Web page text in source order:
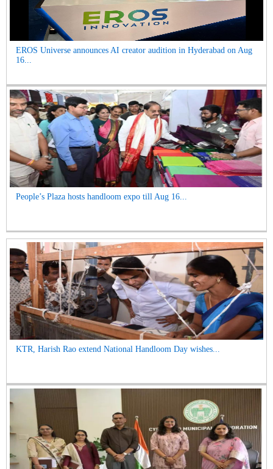
EROS Universe announces AI creator audition in Hyderabad on Aug
16...
People’s Plaza hosts handloom expo till Aug 16...
KTR, Harish Rao extend National Handloom Day wishes...